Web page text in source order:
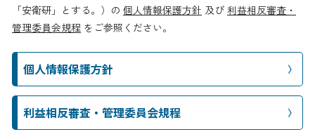
「安衛研」とする。）の 個人情報保護方針 及び 利益相反審査・
管理委員会規程 をご参照ください。
個人情報保護方針
利益相反審査・管理委員会規程